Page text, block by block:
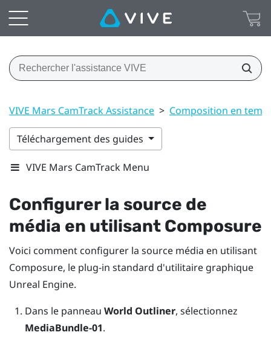
VIVE Mars CamTrack Assistance > Composition en
Téléchargement des guides
VIVE Mars CamTrack Menu
Configurer la source de
média en utilisant Composure
Voici comment configurer la source média en utilisant
Composure, le plug-in standard d'utilitaire graphique
Unreal Engine.
Dans le panneau World Outliner, sélectionnez
MediaBundle-01.